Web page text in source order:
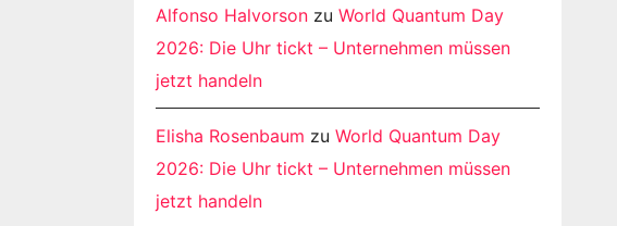
Alfonso Halvorson zuWorld Quantum Day
2026: Die Uhr tickt – Unternehmen müssen
jetzt handeln
Elisha Rosenbaum zuWorld Quantum Day
2026: Die Uhr tickt – Unternehmen müssen
jetzt handeln